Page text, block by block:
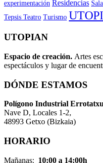
experimentación Residencias
Tepsis Teatro Turismo
UTOPIAN
Espacio de creación. Artes
espectáculos y lugar de
DÓNDE ESTAMOS
Polígono Industrial Errotatxu
Nave D, Locales 1-2,
48993 Getxo (Bizkaia)
HORARIO
Mañanas: 10:00 a 14:00h